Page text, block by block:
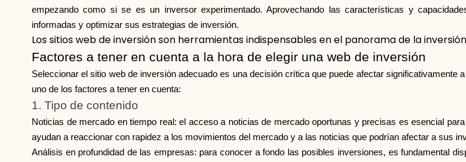
empezando como si se es un inversor experimentado. Aprovechando las características y
informadas y optimizar sus estrategias de inversión.
Los sitios web de inversión son herramientas indispensables en el panorama de la
Factores a tener en cuenta a la hora de elegir una web de inversión
Seleccionar el sitio web de inversión adecuado es una decisión crítica que puede afectar
uno de los factores a tener en cuenta:
1. Tipo de contenido
Noticias de mercado en tiempo real: el acceso a noticias de mercado oportunas y precisas es esencial
ayudan a reaccionar con rapidez a los movimientos del mercado y a las noticias que podrían afectar a sus
Análisis en profundidad de las empresas: para conocer a fondo las posibles inversiones, es fundamental